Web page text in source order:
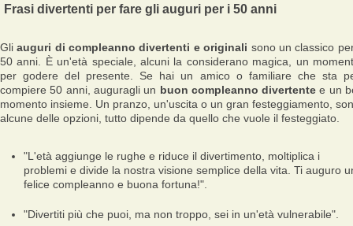
Frasi divertenti per fare gli auguri per i 50 anni
Gliauguri di compleanno divertenti e originali sono un classico
50 anni. È un'età speciale, alcuni la considerano magica, un
per godere del presente. Se hai un amico o familiare che sta
compiere 50 anni, auguragli un buon compleanno divertente e un
momento insieme. Un pranzo, un'uscita o un gran festeggiamento,
alcune delle opzioni, tutto dipende da quello che vuole il festeggiato.
"L'età aggiunge le rughe e riduce il divertimento, moltiplica i
problemi e divide la nostra visione semplice della vita. Ti auguro
felice compleanno e buona fortuna!".
"Divertiti più che puoi, ma non troppo, sei in un'età vulnerabile".